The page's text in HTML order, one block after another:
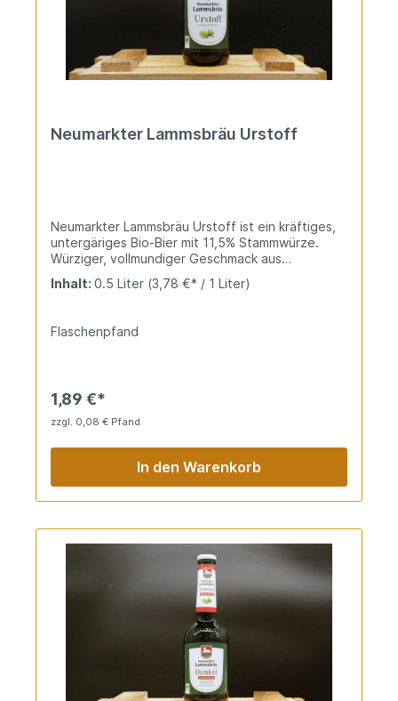
Neumarkter Lammsbräu Urstoff
Neumarkter Lammsbräu Urstoff ist ein kräftiges,
untergäriges Bio-Bier mit 11,5% Stammwürze.
Würziger, vollmundiger Geschmack aus
Ursprünglich und nachhaltig gebraut.
Inhalt: 0.5 Liter (3,78 €* / 1 Liter)
Flaschenpfand
1,89 €*
zzgl. 0,08 € Pfand
In den Warenkorb